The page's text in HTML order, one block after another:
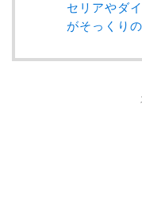
セリアやダ
がそっくり